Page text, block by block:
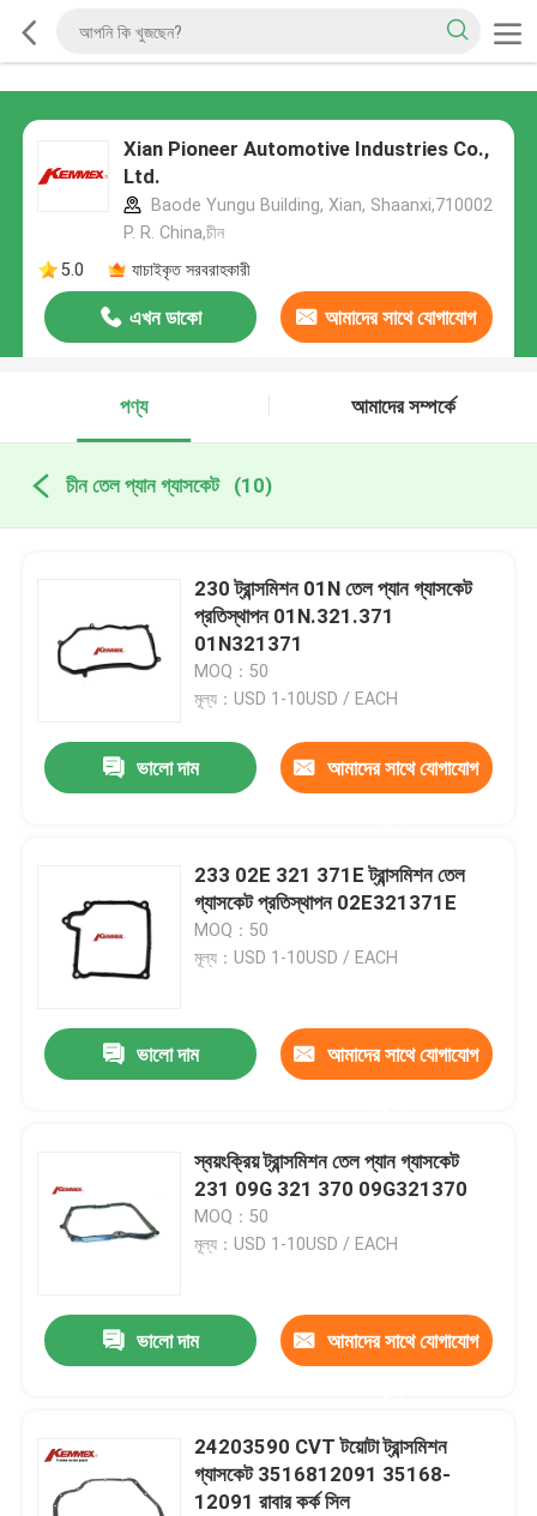
Xian Pioneer Automotive Industries Co.,
Ltd.
Baode Yungu Building, Xian, Shaanxi,710002
P. R. China,চীন
5.0
যাচাইকৃত সরবরাহকারী
এখন ডাকো আমাদের সাথে যোগাযোগ
পণ্য
আমাদের সম্পর্কে
চীন তেল প্যান গ্যাসকেট (10)
230 ট্রান্সমিশন 01N তেল প্যান গ্যাসকেট
প্রতিস্থাপন 01N.321.371
01N321371
MOQ：50
মূল্য：USD 1-10USD / EACH
ভালো দাম আমাদের সাথে যোগাযোগ
233 02E 321 371E ট্রান্সমিশন তেল
গ্যাসকেট প্রতিস্থাপন 02E321371E
MOQ：50
মূল্য：USD 1-10USD / EACH
ভালো দাম আমাদের সাথে যোগাযোগ
স্বয়ংক্রিয় ট্রান্সমিশন তেল প্যান গ্যাসকেট
231 09G 321 370 09G321370
MOQ：50
মূল্য：USD 1-10USD / EACH
ভালো দাম আমাদের সাথে যোগাযোগ
24203590 CVT টয়োটা ট্রান্সমিশন
গ্যাসকেট 3516812091 35168-
12091 রাবার কর্ক সিল